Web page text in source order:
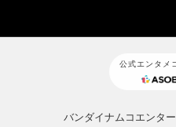
公式エンタメ
バンダイナムコエンタ